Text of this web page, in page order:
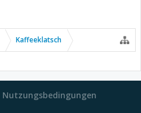
Kaffeeklatsch
Nutzungsbedingungen